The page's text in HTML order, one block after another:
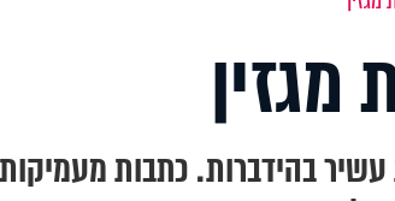
מגזין
עשיר בהידברות. כתבות